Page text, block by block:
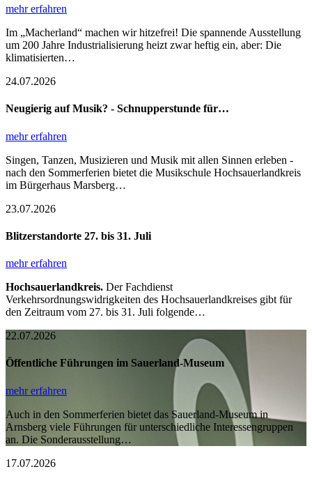
mehr erfahren
Im „Macherland“ machen wir hitzefrei! Die spannende Ausstellung
um 200 Jahre Industrialisierung heizt zwar heftig ein, aber: Die
klimatisierten…
24.07.2026
Neugierig auf Musik? - Schnupperstunde für…
mehr erfahren
Singen, Tanzen, Musizieren und Musik mit allen Sinnen erleben -
nach den Sommerferien bietet die Musikschule Hochsauerlandkreis
im Bürgerhaus Marsberg…
23.07.2026
Blitzerstandorte 27. bis 31. Juli
mehr erfahren
Hochsauerlandkreis. Der Fachdienst
Verkehrsordnungswidrigkeiten des Hochsauerlandkreises gibt für
den Zeitraum vom 27. bis 31. Juli folgende…
22.07.2026
Öffentliche Führungen im Sauerland-Museum
mehr erfahren
Auch in den Sommerferien bietet das Sauerland-Museum in
Arnsberg viele Führungen für unterschiedliche Interessengruppen
an. Die Sonderausstellung…
17.07.2026